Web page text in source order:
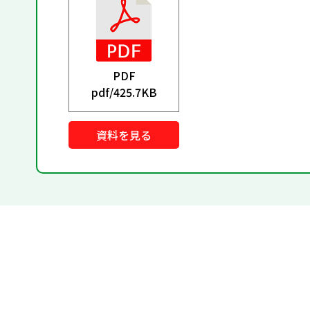
PDF
pdf/425.7KB
資料を見る